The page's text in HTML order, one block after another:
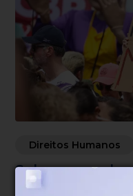
Direitos Humanos
Sobrecarga
mulheres à